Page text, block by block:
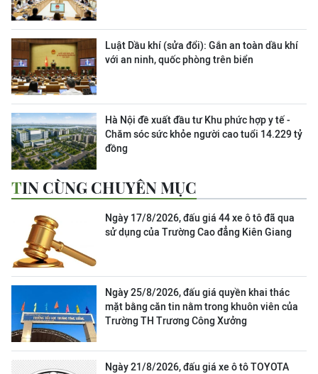
Luật Dầu khí (sửa đổi): Gắn an toàn dầu khí
với an ninh, quốc phòng trên biển
Hà Nội đề xuất đầu tư Khu phức hợp y tế -
Chăm sóc sức khỏe người cao tuổi 14.229 tỷ
đồng
TIN CÙNG CHUYÊN MỤC
Ngày 17/8/2026, đấu giá 44 xe ô tô đã qua
sử dụng của Trường Cao đẳng Kiên Giang
Ngày 25/8/2026, đấu giá quyền khai thác
mặt bằng căn tin nằm trong khuôn viên của
Trường TH Trương Công Xưởng
Ngày 21/8/2026, đấu giá xe ô tô TOYOTA